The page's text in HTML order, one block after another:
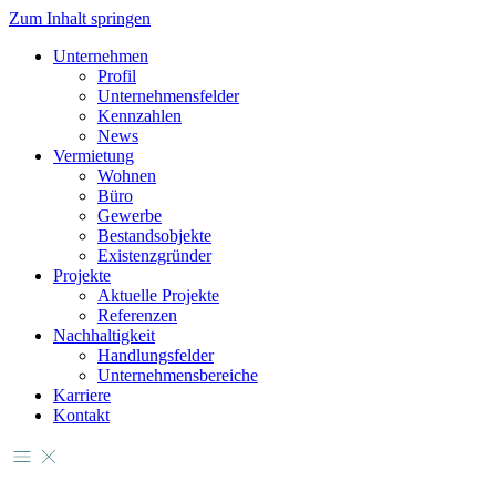
Zum Inhalt springen
Unternehmen
Profil
Unternehmensfelder
Kennzahlen
News
Vermietung
Wohnen
Büro
Gewerbe
Bestandsobjekte
Existenzgründer
Projekte
Aktuelle Projekte
Referenzen
Nachhaltigkeit
Handlungsfelder
Unternehmensbereiche
Karriere
Kontakt